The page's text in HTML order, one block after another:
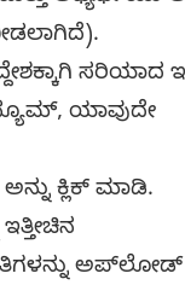
ಸರಿಯಾದ
ಯಾವುದೇ
ಕ್ಲಿಕ್ ಮಾಡಿ.